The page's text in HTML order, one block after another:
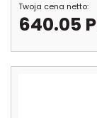
Twoja cena netto:
640.05